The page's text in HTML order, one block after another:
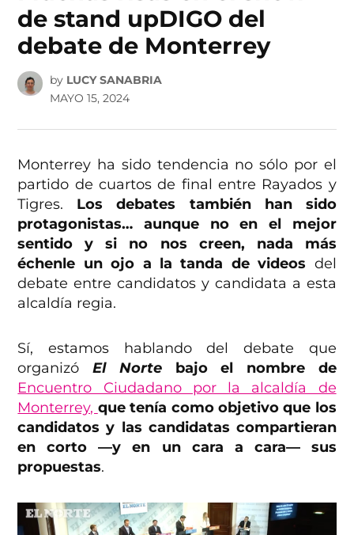
de stand upDIGO del
debate de Monterrey
by LUCY SANABRIA
MAYO 15, 2024
Monterrey ha sido tendencia no sólo por el
partido de cuartos de final entre Rayados y
Tigres. Los debates también han sido
protagonistas… aunque no en el mejor
sentido y si no nos creen, nada más
échenle un ojo a la tanda de videos del
debate entre candidatos y candidata a esta
alcaldía regia.
Sí, estamos hablando del debate que
organizó El Nortebajo el nombre de
Encuentro Ciudadano por la alcaldía de
Monterrey, que tenía como objetivo que los
candidatos y las candidatas compartieran
en corto —y en un cara a cara— sus
propuestas.